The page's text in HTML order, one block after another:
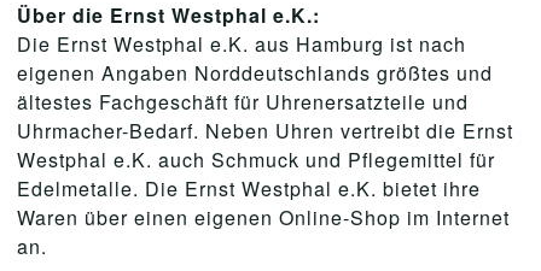
Über die Ernst Westphal e.K.:
Die Ernst Westphal e.K. aus Hamburg ist nach
eigenen Angaben Norddeutschlands größtes und
ältestes Fachgeschäft für Uhrenersatzteile und
Uhrmacher-Bedarf. Neben Uhren vertreibt die Ernst
Westphal e.K. auch Schmuck und Pflegemittel für
Edelmetalle. Die Ernst Westphal e.K. bietet ihre
Waren über einen eigenen Online-Shop im Internet
an.